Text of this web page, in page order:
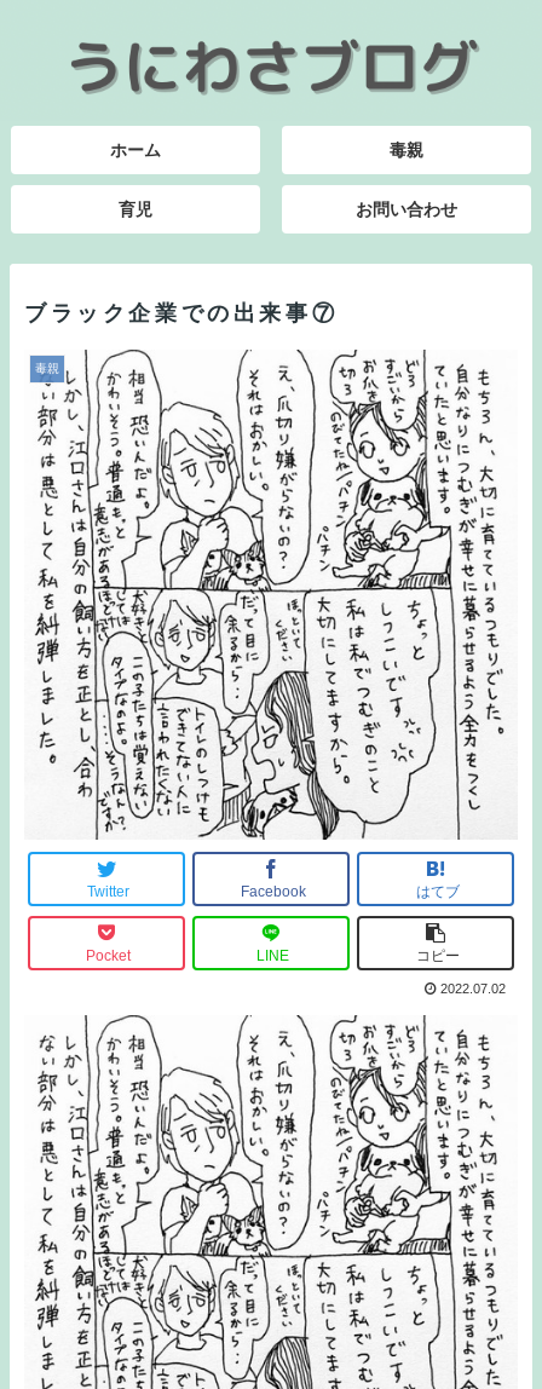
ホーム 毒親
育児 お問い合わせ
ブラック企業での出来事⑦
毒親
Twitter Facebook はてブ
Pocket LINE コピー
2022.07.02